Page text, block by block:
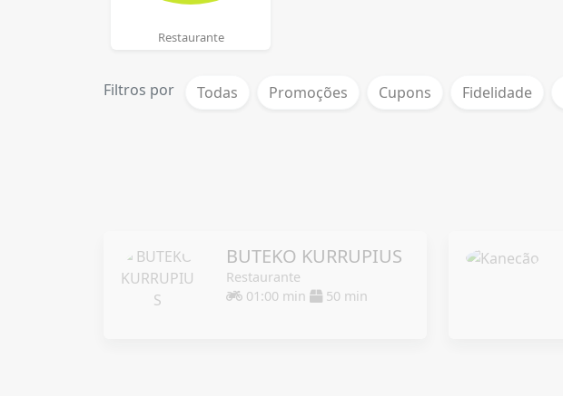
Restaurante
Filtros por Todas Promoções Cupons Fidelidade
BUTEKO KURRUPIUS
Restaurante
01:00 min
50 min